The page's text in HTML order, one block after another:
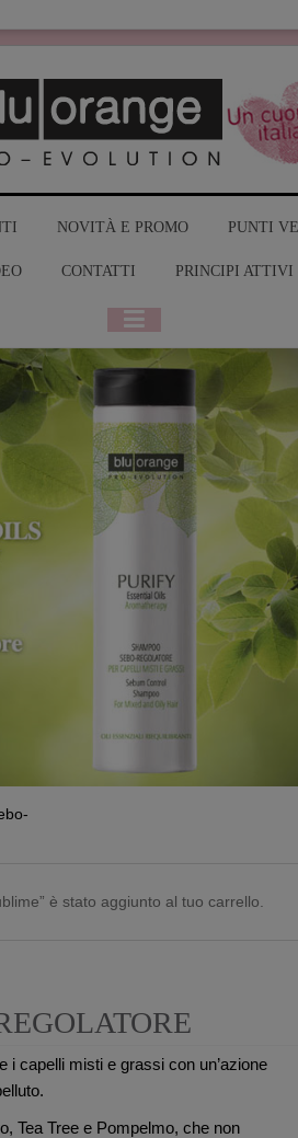
NOVITÀ E PROMO PUNTI
CONTATTI PRINCIPI ATTIVI
è stato aggiunto al tuo carrello.
i capelli misti e grassi con un’azione
Tea Tree e Pompelmo, che non